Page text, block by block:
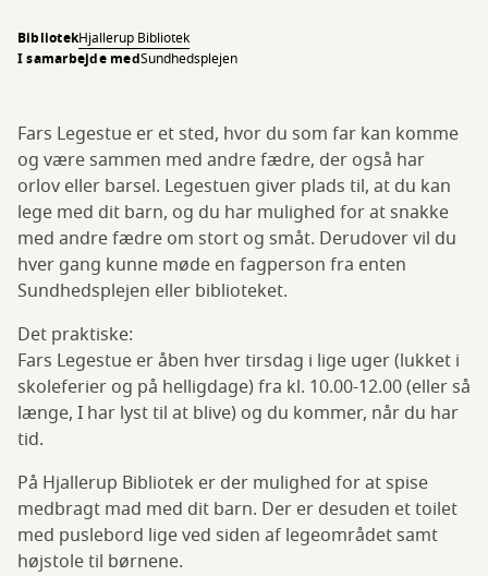
BibliotekHjallerup Bibliotek
I samarbejde medSundhedsplejen
Fars Legestue er et sted, hvor du som far kan komme
og være sammen med andre fædre, der også har
orlov eller barsel. Legestuen giver plads til, at du kan
lege med dit barn, og du har mulighed for at snakke
med andre fædre om stort og småt. Derudover vil du
hver gang kunne møde en fagperson fra enten
Sundhedsplejen eller biblioteket.
Det praktiske:
Fars Legestue er åben hver tirsdag i lige uger (lukket i
skoleferier og på helligdage) fra kl. 10.00-12.00 (eller så
længe, I har lyst til at blive) og du kommer, når du har
tid.
På Hjallerup Bibliotek er der mulighed for at spise
medbragt mad med dit barn. Der er desuden et toilet
med puslebord lige ved siden af legeområdet samt
højstole til børnene.